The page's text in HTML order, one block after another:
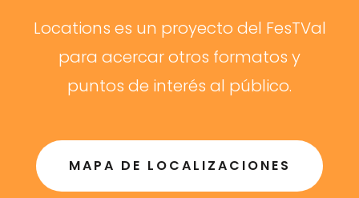
Locations es un proyecto del FesTVal
para acercar otros formatos y
puntos de interés al público.
MAPA DE LOCALIZACIONES